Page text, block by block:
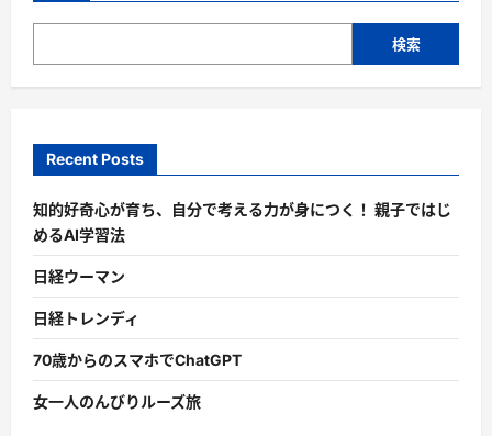
検索
Recent Posts
知的好奇心が育ち、自分で考える力が身につく！ 親子ではじ
めるAI学習法
日経ウーマン
日経トレンディ
70歳からのスマホでChatGPT
女一人のんびりルーズ旅